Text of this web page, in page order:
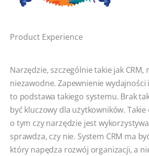
Product Experience
Narzędzie, szczególnie takie jak CRM,
niezawodne. Zapewnienie
to podstawa takiego systemu. Brak
być kluczowy dla użytkowników.
o tym czy narzędzie jest
sprawdza, czy nie. System CRM ma
który napędza rozwój organizacji, a